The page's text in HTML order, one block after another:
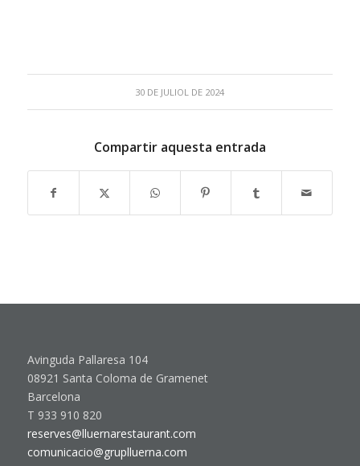
30 DE JULIOL DE 2024
Compartir aquesta entrada
Avinguda Pallaresa 104
08921 Santa Coloma de Gramenet
Barcelona
T 933 910 820
reserves@lluernarestaurant.com
comunicacio@gruplluerna.com